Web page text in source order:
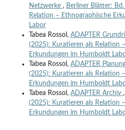
Netzwerke , Berliner Blätter:
Relation – Ethnographische
Labor
Tabea Rossol, ADAPTER
(2025): Kuratieren als Relation
Erkundungen im Humboldt
Tabea Rossol, ADAPTER
(2025): Kuratieren als Relation
Erkundungen im Humboldt
Tabea Rossol, ADAPTER Archiv ,
(2025): Kuratieren als Relation
Erkundungen im Humboldt